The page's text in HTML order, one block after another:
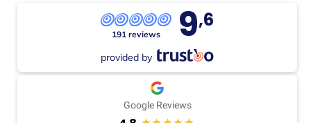
191 reviews 9,6
provided by
Google Reviews